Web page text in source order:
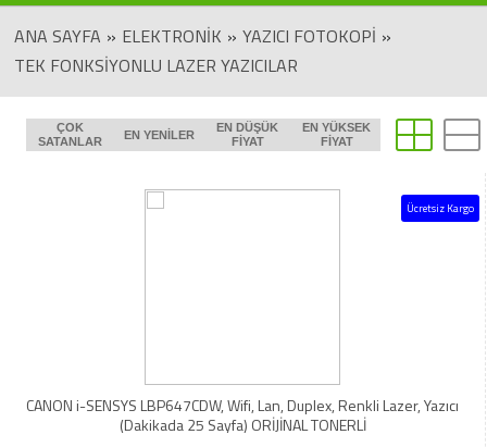
ANA SAYFA » ELEKTRONIK » YAZICI FOTOKOPİ »
TEK FONKSİYONLU LAZER YAZICILAR
ÇOK
SATANLAR
EN YENILER
EN DÜŞÜK
FIYAT
EN YÜKSEK
FIYAT
Ücretsiz Kargo
CANON i-SENSYS LBP647CDW, Wifi, Lan, Duplex, Renkli Lazer, Yazıcı
(Dakikada 25 Sayfa) ORİJİNAL TONERLİ